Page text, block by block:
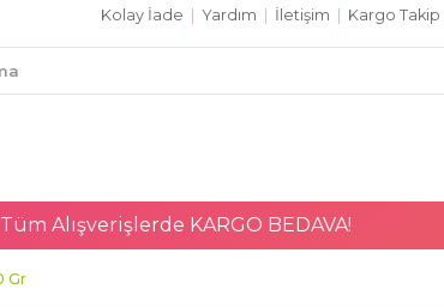
Kolay İade Yardım İletişim Kargo Takip
Alışverişlerde KARGO BEDAVA!
Gr